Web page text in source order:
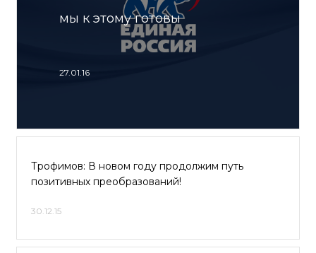
мы к этому готовы
27.01.16
Трофимов: В новом году продолжим путь
позитивных преобразований!
30.12.15